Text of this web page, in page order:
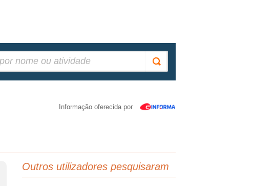
Informação oferecida por
Outros utilizadores pesquisaram